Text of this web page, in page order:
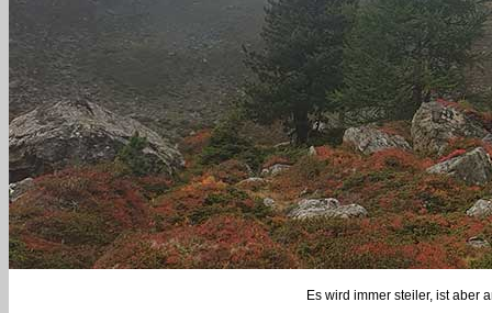
Es wird immer steiler, ist aber